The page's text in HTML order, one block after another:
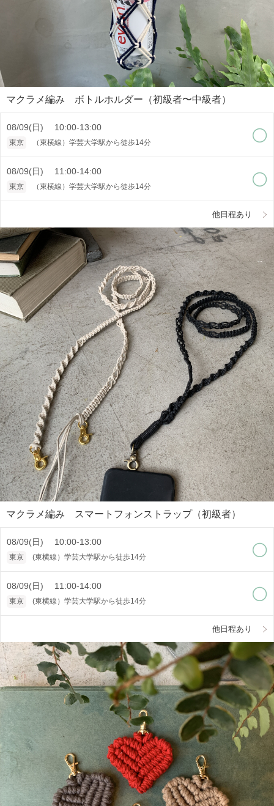
マクラメ編み ボトルホルダー（初級者〜中級者）
08/09(日) 10:00-13:00
東京 （東横線）学芸大学駅から徒歩14分
08/09(日) 11:00-14:00
東京 （東横線）学芸大学駅から徒歩14分
他日程あり
マクラメ編み スマートフォンストラップ（初級者）
08/09(日) 10:00-13:00
東京 (東横線）学芸大学駅から徒歩14分
08/09(日) 11:00-14:00
東京 (東横線）学芸大学駅から徒歩14分
他日程あり